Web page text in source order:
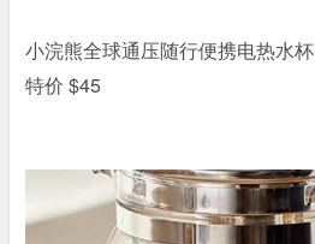
小浣熊全球通压随行便携电热水杯
特价 $45